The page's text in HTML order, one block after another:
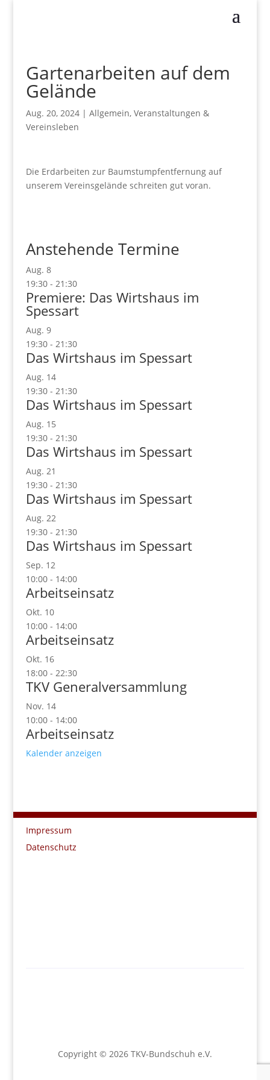
Gartenarbeiten auf dem
Gelände
Aug. 20, 2024| Allgemein, Veranstaltungen &
Vereinsleben
Die Erdarbeiten zur Baumstumpfentfernung auf
unserem Vereinsgelände schreiten gut voran.
Anstehende Termine
Aug. 8
19:30- 21:30
Premiere: Das Wirtshaus im
Spessart
Aug. 9
19:30- 21:30
Das Wirtshaus im Spessart
Aug. 14
19:30- 21:30
Das Wirtshaus im Spessart
Aug. 15
19:30- 21:30
Das Wirtshaus im Spessart
Aug. 21
19:30- 21:30
Das Wirtshaus im Spessart
Aug. 22
19:30- 21:30
Das Wirtshaus im Spessart
Sep. 12
10:00- 14:00
Arbeitseinsatz
Okt. 10
10:00- 14:00
Arbeitseinsatz
Okt. 16
18:00- 22:30
TKV Generalversammlung
Nov. 14
10:00- 14:00
Arbeitseinsatz
Kalender anzeigen
Impressum
Datenschutz
Copyright © 2026 TKV-Bundschuh e.V.